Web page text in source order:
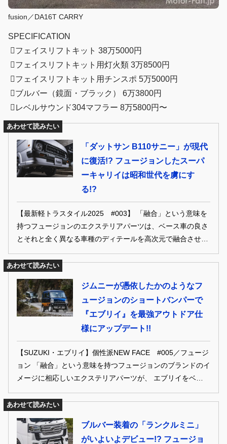
fusion／DA16T CARRY
SPECIFICATION
⃝フェイスリフトキット 38万5000円
⃝フェイスリフトキット用灯火類 3万8500円
⃝フェイスリフトキット用チンスポ 5万5000円
⃝ブルバー（鏡面・ブラック） 6万3800円
⃝レベルサウンド304マフラー 8万5800円〜
あわせて読みたい
「ダットサン B110サニー」が現代
に復活!? フュージョンしたスーパ
ーキャリイは昭和世代を虜にす
る!?
【最新軽トラスタイル2025 #003】 「融合」という意味を
持つフュージョンのエクステリアパーツは、ベース車の良さ
とそれと全く異なる車種のディテールを高次元で融合させる
ゼットトラック、そしてクラシカルな人気車種をオマージュ
あわせて読みたい
ジムニーが憑依したかのようなフ
ュージョンのショートバンパーで
『エブリイ』を最強アウトドア仕
様にアップデート!!
【SUZUKI・エブリイ】個性派NEW FACE #005／フュージ
ョン 「融合」という意味を持つフュージョンのブランドのイ
メージに相応しいエクステリアパーツが、 エブリイをベース
ー。 その名も「エブニイ」。大柄なエブリイにタフなジムニ
あわせて読みたい
ブルバー装着の「ランクルミニ」
がいよいよデビュー!? フュージョ